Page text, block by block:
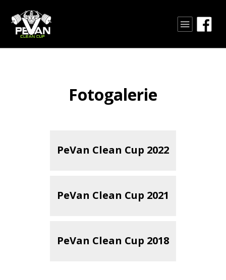
Fotogalerie
PeVan Clean Cup 2022
PeVan Clean Cup 2021
PeVan Clean Cup 2018